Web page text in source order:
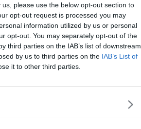
please use the below opt-out section to
opt-out request is processed you may
information utilized by us or personal
opt-out. You may separately opt-out of the
third parties on the IAB’s list of downstream
by us to third parties on the IAB’s List of
it to other third parties.